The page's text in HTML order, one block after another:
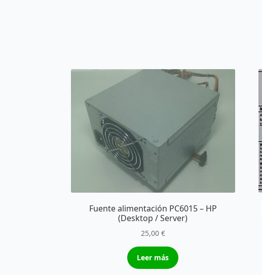
Fuente alimentación PC6015 – HP
(Desktop / Server)
25,00 €
Leer más